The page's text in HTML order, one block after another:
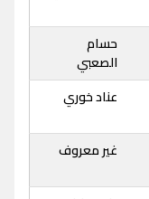
حسام
الصعبي
عناد خوري
غير معروف